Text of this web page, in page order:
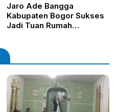
Jaro Ade Bangga
Kabupaten Bogor Sukses
Jadi Tuan Rumah